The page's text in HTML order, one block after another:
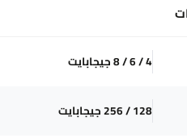
4 / 6 / 8 جيجابايت
128 / 256 جيجابايت